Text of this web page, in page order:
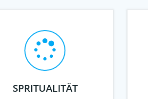
SPRITUALITÄT